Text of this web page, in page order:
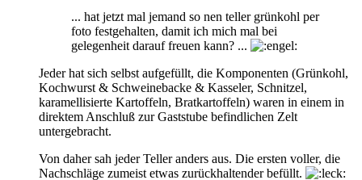
... hat jetzt mal jemand so nen teller grünkohl per
foto festgehalten, damit ich mich mal bei
gelegenheit darauf freuen kann? ...
Jeder hat sich selbst aufgefüllt, die Komponenten (Grünkohl,
Kochwurst & Schweinebacke & Kasseler, Schnitzel,
karamellisierte Kartoffeln, Bratkartoffeln) waren in einem in
direktem Anschluß zur Gaststube befindlichen Zelt
untergebracht.
Von daher sah jeder Teller anders aus. Die ersten voller, die
Nachschläge zumeist etwas zurückhaltender befüllt.